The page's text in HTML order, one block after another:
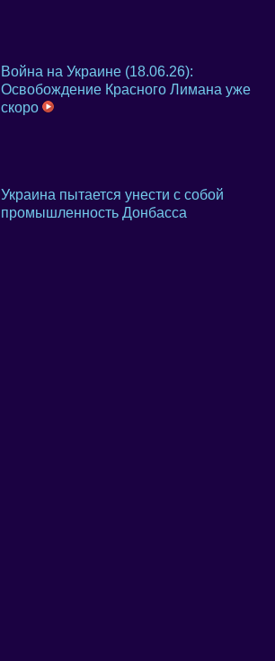
Война на Украине (18.06.26):
Освобождение Красного Лимана уже
скоро
Украина пытается унести с собой
промышленность Донбасса